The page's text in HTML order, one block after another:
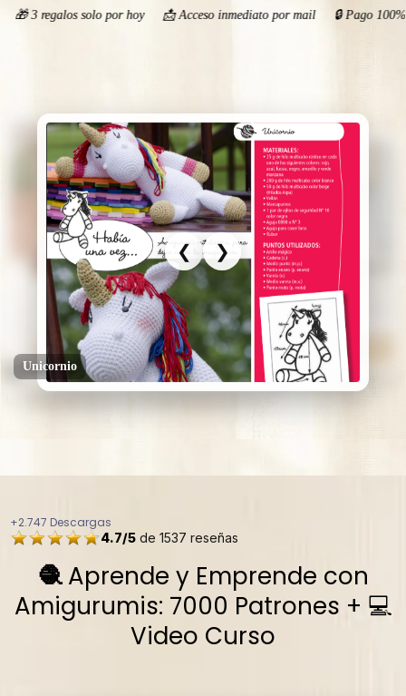
solo por hoy 📩 Acceso inmediato por mail 🔒 Pago 100%
Unicornio
❮ ❯
Jirafa
❮ ❯
❮ ❯
+2.747 Descargas
4.7/5 de 1537 reseñas
🧶Aprende y Emprende con
Amigurumis: 7000 Patrones + 💻
Video Curso